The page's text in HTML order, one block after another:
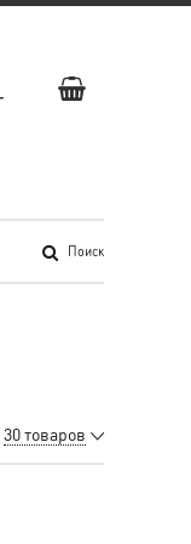
Поиск
30 товаров